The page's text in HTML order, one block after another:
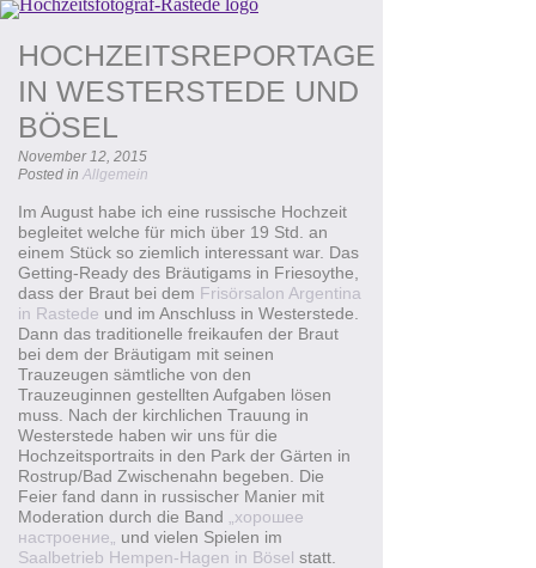
HOCHZEITSREPORTAGE
IN WESTERSTEDE UND
BÖSEL
November 12, 2015
Posted in Allgemein
Im August habe ich eine russische Hochzeit
begleitet welche für mich über 19 Std. an
einem Stück so ziemlich interessant war. Das
Getting-Ready des Bräutigams in Friesoythe,
dass der Braut bei dem Frisörsalon Argentina
in Rastede und im Anschluss in Westerstede.
Dann das traditionelle freikaufen der Braut
bei dem der Bräutigam mit seinen
Trauzeugen sämtliche von den
Trauzeuginnen gestellten Aufgaben lösen
muss. Nach der kirchlichen Trauung in
Westerstede haben wir uns für die
Hochzeitsportraits in den Park der Gärten in
Rostrup/Bad Zwischenahn begeben. Die
Feier fand dann in russischer Manier mit
Moderation durch die Band
хорошее
настроение
und vielen Spielen im
Saalbetrieb Hempen-Hagen in Bösel statt.